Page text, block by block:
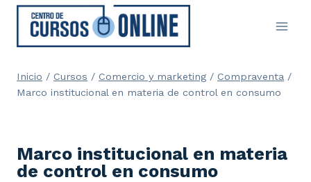
Saltar
contenido
Inicio / Cursos / Comercio y marketing / Compraventa /
Marco institucional en materia de control en consumo
Marco institucional en materia
de control en consumo